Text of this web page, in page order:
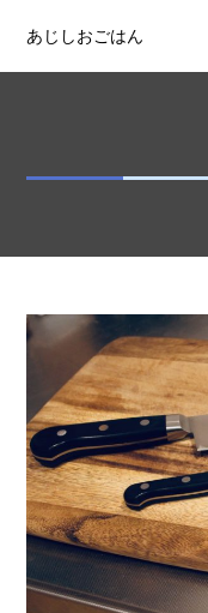
あじしおごはん